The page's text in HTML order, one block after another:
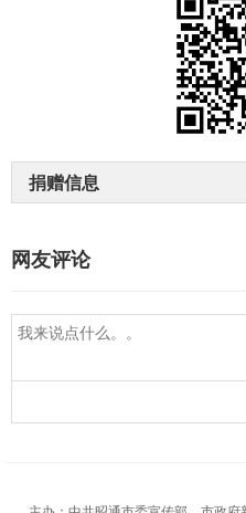
捐赠信息
网友评论